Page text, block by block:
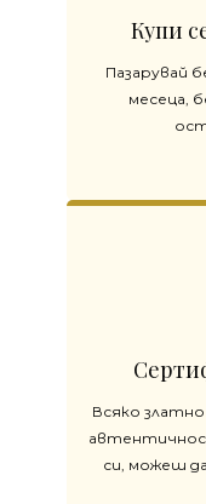
Купи
Пазарувай
месеца,
Всяко
си, можеш